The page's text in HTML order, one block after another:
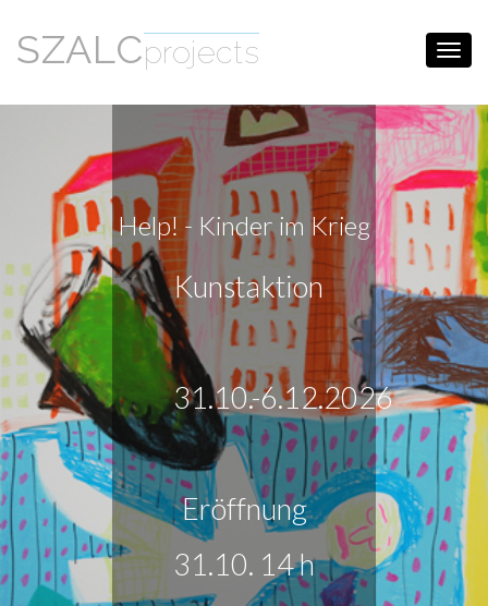
SZALCprojects
Help! - Kinder im Krieg
Kunstaktion
31.10.-6.12.2026
Eröffnung
31.10. 14 h